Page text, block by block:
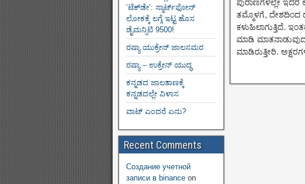
ಪುರಾಣಗಳಲ್ಲೇ ಇದರ
ತಮ್ಮೊಳಗೆ, ದೇಶದಿಂದ
ಕಳುಹಿಲಾಗುತ್ತಿದೆ.
ಮಾಡಿ
ಮಾಡಿರುತ್ತೀರಿ.
‘ಟೆಕ್‌ಡೇ’: ಸ್ಮಾರ್ಟ್‌ಫೋನ್
ಲೋಕಕ್ಕೆ ಲಗ್ಗೆ ಇಟ್ಟ ಹೊಸ
ಡೈಮನ್ಸಿಟಿ 9500!
ರಷ್ಯಾ ಯುಕ್ರೇನ್ ಜಾಲಸಮರ
ರಷ್ಯಾ – ಉಕ್ರೇನ್ ಯುದ್ಧ
ಕನ್ನಡದ ಜಾಲತಾಣಕ್ಕೆ
ಕನ್ನಡದಲ್ಲೇ ವಿಳಾಸ
ವಾಟ್ ಎಂದರೆ ಏನು?
Recent Comments
Создание учетной
записи в binance on